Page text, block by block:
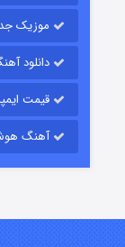
موزیک
دانلود
قیمت
آهنگ